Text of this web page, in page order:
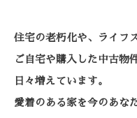
住宅の老朽化や、ライフ
ご自宅や購入した中古物
日々増えています。
愛着のある家を今のあな